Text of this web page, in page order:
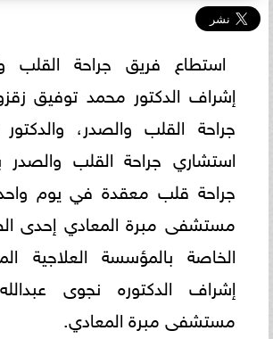
استطاع فريق جراحة القلب
إشراف الدكتور محمد توفيق
جراحة القلب والصدر،
استشاري جراحة القلب والصدر
جراحة قلب معقدة في يوم
مستشفى مبرة المعادي إحدى
الخاصة بالمؤسسة العلاجية
إشراف الدكتوره نجوى
مستشفى مبرة المعادي.